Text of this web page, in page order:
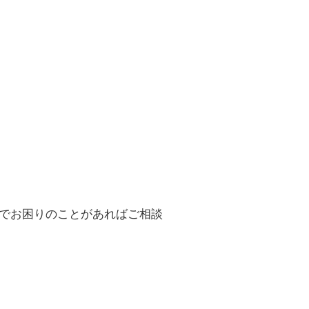
お困りのことがあればご相談